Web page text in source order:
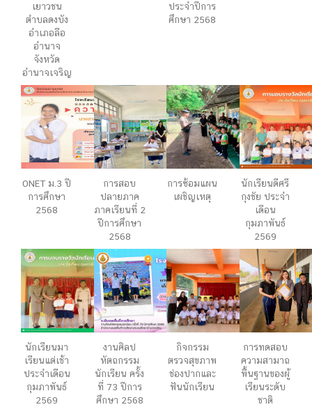
เยาวชน
ตำบลดงบัง
อำเภอลือ
อำนาจ
จังหวัด
อำนาจเจริญ
ประจำปีการ
ศึกษา 2568
ONET ม.3 ปี
การศึกษา
2568
การสอบ
ปลายภาค
ภาคเรียนที่ 2
ปีการศึกษา
2568
การซ้อมแผน
เผชิญเหตุ
นักเรียนดีศรี
กุงชัย ประจำ
เดือน
กุมภาพันธ์
2569
นักเรียนมา
เรียนแต่เช้า
ประจำเดือน
กุมภาพันธ์
2569
งานศิลป
หัตถกรรม
นักเรียน ครั้ง
ที่ 73 ปีการ
ศึกษา 2568
กิจกรรม
ตรวจสุขภาพ
ช่องปากและ
ฟันนักเรียน
การทดสอบ
ความสามาถ
พื้นฐานของผู้
เรียนระดับ
ชาติ